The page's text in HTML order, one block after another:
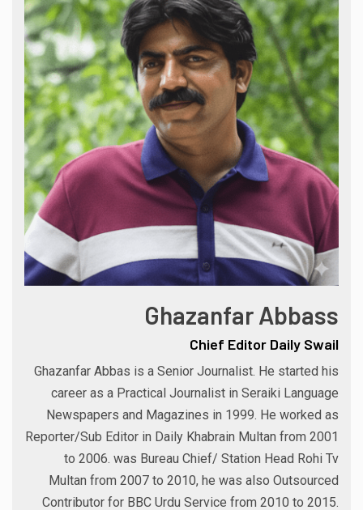
Ghazanfar Abbass
Chief Editor Daily Swail
Ghazanfar Abbas is a Senior Journalist. He started his
career as a Practical Journalist in Seraiki Language
Newspapers and Magazines in 1999. He worked as
Reporter/Sub Editor in Daily Khabrain Multan from 2001
to 2006. was Bureau Chief/ Station Head Rohi Tv
Multan from 2007 to 2010, he was also Outsourced
Contributor for BBC Urdu Service from 2010 to 2015.